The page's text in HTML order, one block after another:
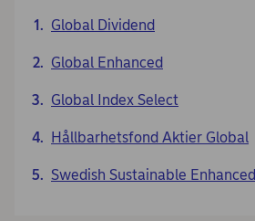
Global Dividend
Global Enhanced
Global Index Select
Hållbarhetsfond Aktier Global
Swedish Sustainable Enhanced